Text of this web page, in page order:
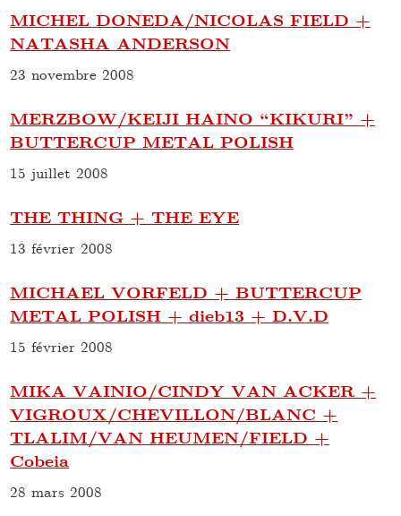
MICHEL DONEDA/NICOLAS FIELD +
NATASHA ANDERSON
23 novembre 2008
MERZBOW/KEIJI HAINO “KIKURI” +
BUTTERCUP METAL POLISH
15 juillet 2008
THE THING + THE EYE
13 février 2008
MICHAEL VORFELD + BUTTERCUP
METAL POLISH + dieb13 + D.V.D
15 février 2008
MIKA VAINIO/CINDY VAN ACKER +
VIGROUX/CHEVILLON/BLANC +
TLALIM/VAN HEUMEN/FIELD +
Cobeia
28 mars 2008